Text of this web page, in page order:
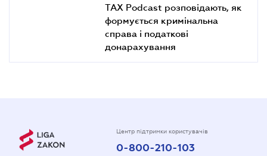
TAX Podcast розповідають, як
формується кримінальна
справа і податкові
донарахування
Центр підтримки користувачів
0-800-210-103